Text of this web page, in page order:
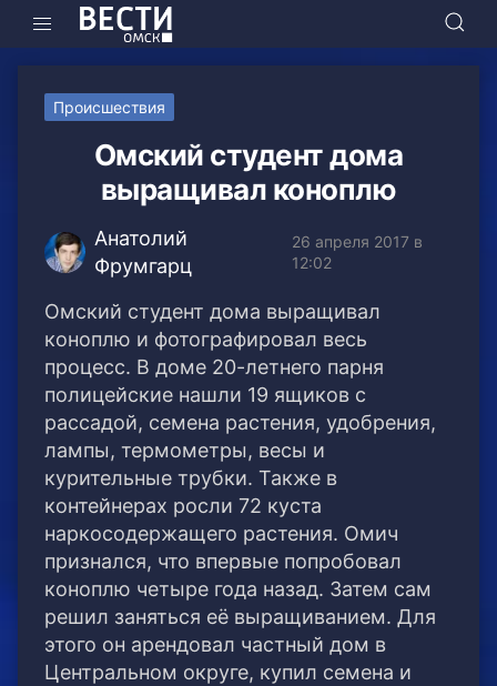
Происшествия
Омский студент дома
выращивал коноплю
Анатолий
Фрумгарц
26 апреля 2017 в
12:02
Омский студент дома выращивал
коноплю и фотографировал весь
процесс. В доме 20-летнего парня
полицейские нашли 19 ящиков с
рассадой, семена растения, удобрения,
лампы, термометры, весы и
курительные трубки. Также в
контейнерах росли 72 куста
наркосодержащего растения. Омич
признался, что впервые попробовал
коноплю четыре года назад. Затем сам
решил заняться её выращиванием. Для
этого он арендовал частный дом в
Центральном округе, купил семена и